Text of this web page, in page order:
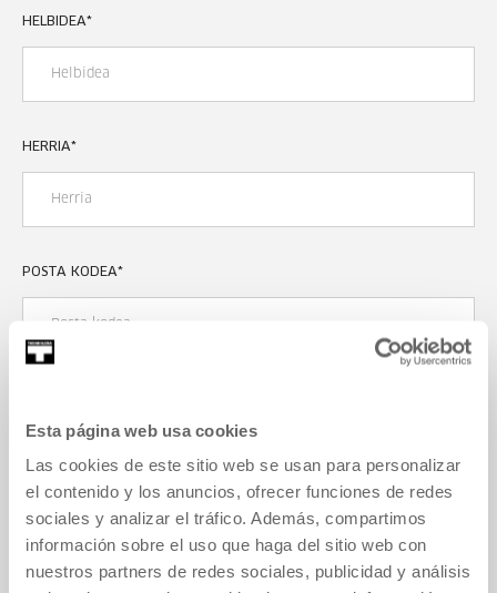
Esta página web usa cookies
Las cookies de este sitio web se usan para personalizar
el contenido y los anuncios, ofrecer funciones de redes
sociales y analizar el tráfico. Además, compartimos
información sobre el uso que haga del sitio web con
nuestros partners de redes sociales, publicidad y análisis
HELBIDEA*
HERRIA*
POSTA KODEA*
BESTE DATU BATZUK
PDF ARTXIBOA (MAX. 10 MB ETA 10 ORRIALDE)